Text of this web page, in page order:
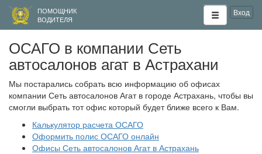
ПОМОЩНИК
ВОДИТЕЛЯ
Вход
ОСАГО в компании Сеть
автосалонов агат в Астрахани
Мы постарались собрать всю информацию об офисах
компании Сеть автосалонов Агат в городе Астрахань, чтобы вы
смогли выбрать тот офис который будет ближе всего к Вам.
Калькулятор расчета ОСАГО
Оформить полис ОСАГО онлайн
Офисы Сеть автосалонов Агат в Астрахань